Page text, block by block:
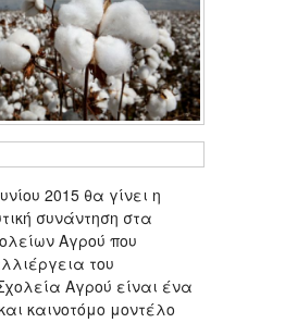
2015 θα γίνει η
συνάντηση στα
Αγρού που
του
Αγρού είναι ένα
καινοτόμο μοντέλο